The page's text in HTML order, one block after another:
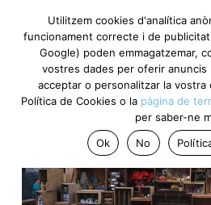
Utilitzem cookies d'analítica
funcionament correcte i de
Google) poden emmagatzemar,
vostres dades per oferir anuncis
acceptar o personalitzar la vostra
Política de Cookies o la pàgina de
per saber-ne
Ok
No